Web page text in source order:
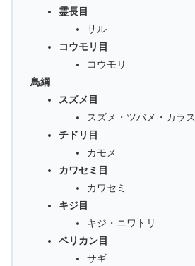
霊長目
サル
コウモリ目
コウモリ
鳥綱
スズメ目
スズメ・ツバメ・カラス
チドリ目
カモメ
カワセミ目
カワセミ
キジ目
キジ・ニワトリ
ペリカン目
サギ